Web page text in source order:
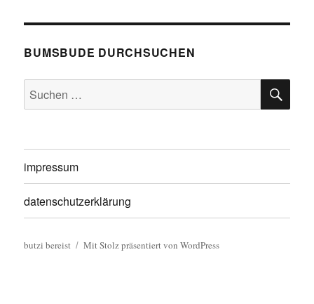
BUMSBUDE DURCHSUCHEN
Suche
nach:
impressum
datenschutzerklärung
butzi bereist Mit Stolz präsentiert von WordPress